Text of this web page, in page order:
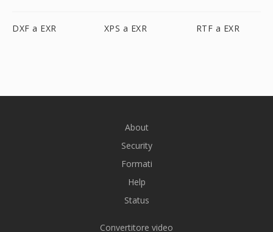
DXF a EXR XPS a EXR RTF a EXR
About
Security
Formati
Help
Status
Convertitore video